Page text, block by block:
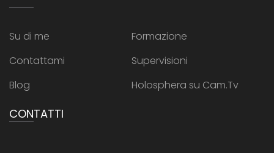
Su di me
Formazione
Contattami
Supervisioni
Blog
Holosphera su Cam.Tv
CONTATTI